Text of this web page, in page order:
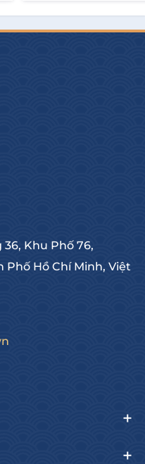
Thêm vào giỏ
Khu Phố 76,
Phố Hồ Chí Minh, Việt